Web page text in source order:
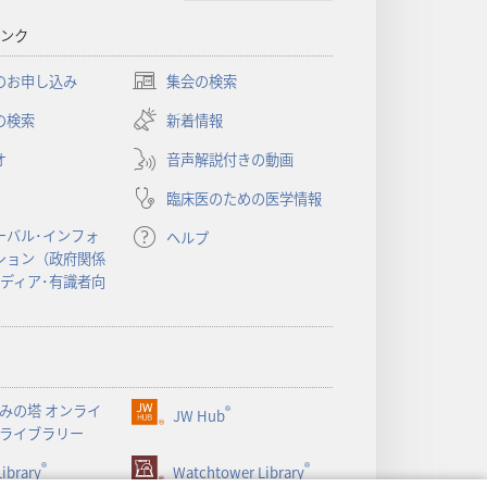
ク
お申し込み 集会の検索
（新
し
い
タ
ブ
で
開
く）
検索
新着情報
音声解説付きの動画
臨床医のための医学情報
バル･インフォ
ョン（政府関係
ィア･有識者向
ヘルプ
の塔 オンライ
イブラリー
JW Hub®
（新
い
® Watchtower Library®